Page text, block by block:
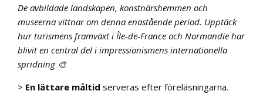
De avbildade landskapen, konstnärshemmen och
museerna vittnar om denna enastående period. Upptäck
hur turismens framväxt i Île-de-France och Normandie har
blivit en central del i impressionismens internationella
spridning 🎨
> En lättare måltid serveras efter föreläsningarna.